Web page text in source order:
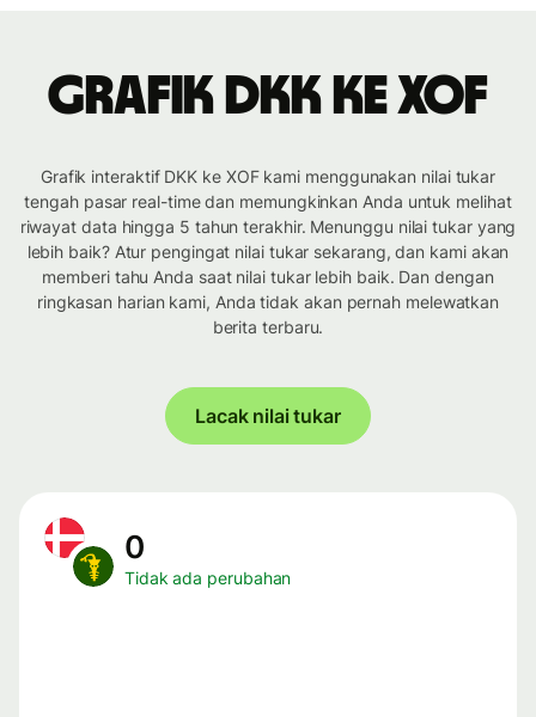
Grafik DKK ke XOF
Grafik interaktif DKK ke XOF kami menggunakan nilai tukar
tengah pasar real-time dan memungkinkan Anda untuk melihat
riwayat data hingga 5 tahun terakhir. Menunggu nilai tukar yang
lebih baik? Atur pengingat nilai tukar sekarang, dan kami akan
memberi tahu Anda saat nilai tukar lebih baik. Dan dengan
ringkasan harian kami, Anda tidak akan pernah melewatkan
berita terbaru.
Lacak nilai tukar
0
Tidak ada perubahan